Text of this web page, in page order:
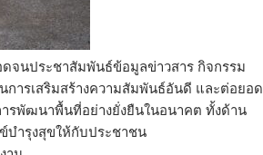
จนประชาสัมพันธ์ข้อมูลข่าวสาร กิจกรรม
การเสริมสร้างความสัมพันธ์อันดี และต่อยอด
ารพัฒนาพื้นที่อย่างยั่งยืนในอนาคต ทั้งด้าน
บำรุงสุขให้กับประชาชน